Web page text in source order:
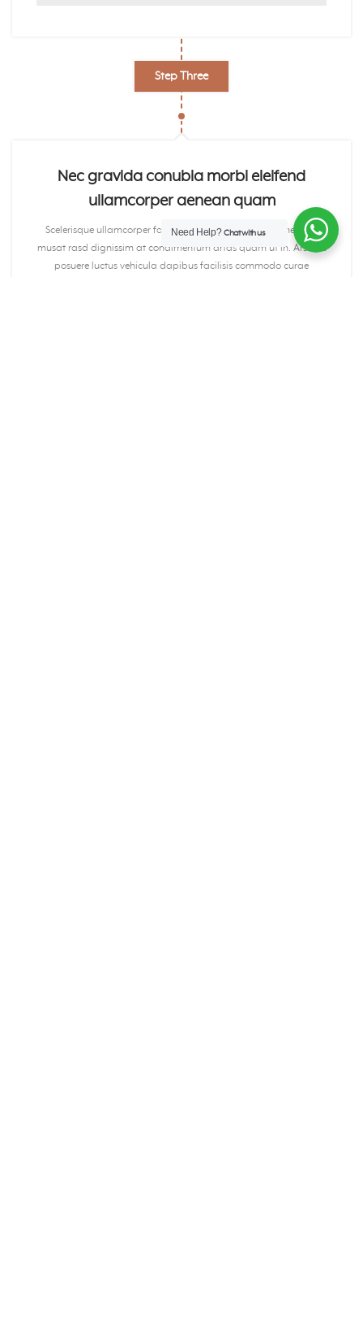
Step Three
Nec gravida conubia morbi eleifend
ullamcorper aenean quam
Scelerisque ullamcorper facilisis nisl a suspendisse elementum
musat rasd dignissim at condimentum artas quam ut in. Ars hac
posuere luctus vehicula dapibus facilisis commodo curae
Need Help?Chat with us